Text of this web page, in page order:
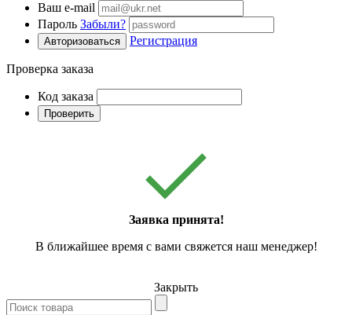
Ваш e-mail
Пароль Забыли?
Авторизоваться Регистрация
Проверка заказа
Код заказа
Проверить
Заявка принята!
В ближайшее время с вами свяжется наш менеджер!
Закрыть